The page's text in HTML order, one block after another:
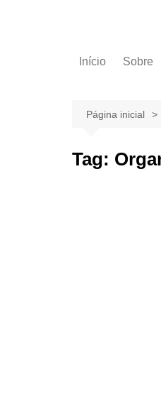
Início Sobre
Página inicial
Tag: